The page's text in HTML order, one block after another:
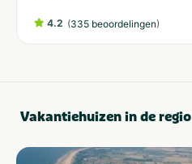
4.2 (335 beoordelingen)
Vakantiehuizen in de regio